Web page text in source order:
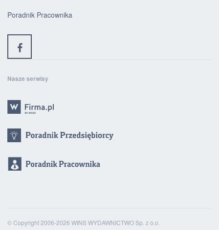
Poradnik Pracownika
Nasze serwisy
© Copyright 2006-2026 WINS WYDAWNICTWO Sp. z o.o.